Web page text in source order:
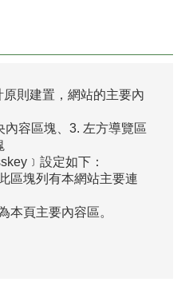
則建置，網站的主要內
內容區塊、3. 左方導覽區
設定如下：
區塊列有本網站主要連
本頁主要內容區。